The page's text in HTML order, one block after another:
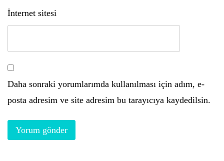
İnternet sitesi
Daha sonraki yorumlarımda kullanılması için adım, e-
posta adresim ve site adresim bu tarayıcıya kaydedilsin.